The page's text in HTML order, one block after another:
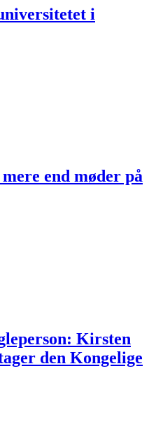
i
end møder på
Kirsten
den Kongelige